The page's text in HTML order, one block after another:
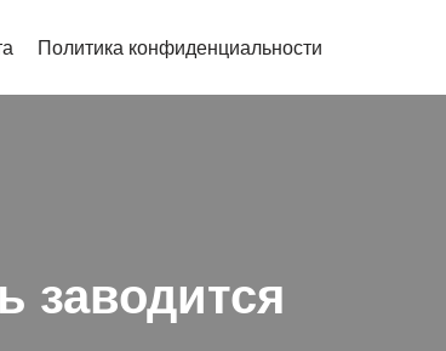
Политика конфиденциальности
заводится